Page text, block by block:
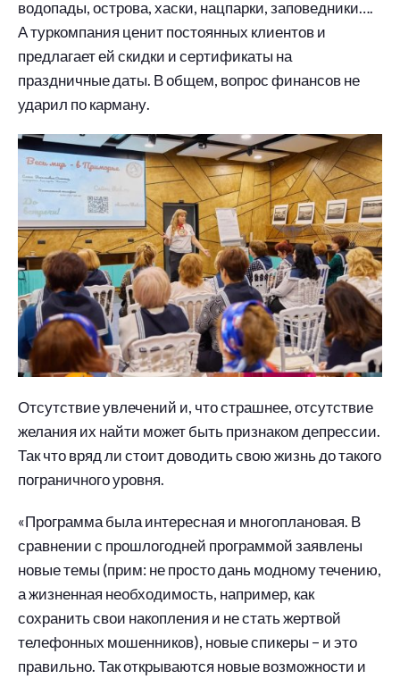
водопады, острова, хаски, нацпарки, заповедники….
А туркомпания ценит постоянных клиентов и
предлагает ей скидки и сертификаты на
праздничные даты. В общем, вопрос финансов не
ударил по карману.
Отсутствие увлечений и, что страшнее, отсутствие
желания их найти может быть признаком депрессии.
Так что вряд ли стоит доводить свою жизнь до такого
пограничного уровня.
«Программа была интересная и многоплановая. В
сравнении с прошлогодней программой заявлены
новые темы (прим: не просто дань модному течению,
а жизненная необходимость, например, как
сохранить свои накопления и не стать жертвой
телефонных мошенников), новые спикеры – и это
правильно. Так открываются новые возможности и